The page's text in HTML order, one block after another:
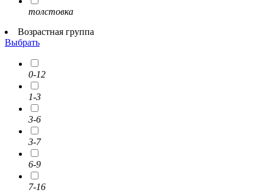
толстовка
Возрастная группа
Выбрать
0-12
1-3
3-6
3-7
6-9
7-16